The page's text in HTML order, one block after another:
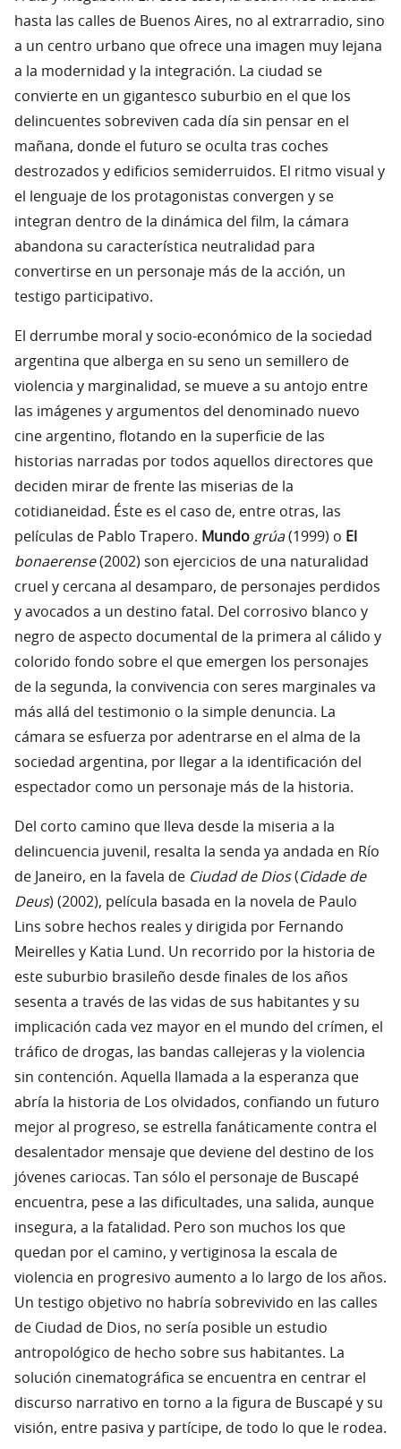
hasta las calles de Buenos Aires, no al extrarradio, sino
a un centro urbano que ofrece una imagen muy lejana
a la modernidad y la integración. La ciudad se
convierte en un gigantesco suburbio en el que los
delincuentes sobreviven cada día sin pensar en el
mañana, donde el futuro se oculta tras coches
destrozados y edificios semiderruidos. El ritmo visual y
el lenguaje de los protagonistas convergen y se
integran dentro de la dinámica del film, la cámara
abandona su característica neutralidad para
convertirse en un personaje más de la acción, un
testigo participativo.
El derrumbe moral y socio-económico de la sociedad
argentina que alberga en su seno un semillero de
violencia y marginalidad, se mueve a su antojo entre
las imágenes y argumentos del denominado nuevo
cine argentino, flotando en la superficie de las
historias narradas por todos aquellos directores que
deciden mirar de frente las miserias de la
cotidianeidad. Éste es el caso de, entre otras, las
películas de Pablo Trapero. Mundo grúa(1999) o El
bonaerense(2002) son ejercicios de una naturalidad
cruel y cercana al desamparo, de personajes perdidos
y avocados a un destino fatal. Del corrosivo blanco y
negro de aspecto documental de la primera al cálido y
colorido fondo sobre el que emergen los personajes
de la segunda, la convivencia con seres marginales va
más allá del testimonio o la simple denuncia. La
cámara se esfuerza por adentrarse en el alma de la
sociedad argentina, por llegar a la identificación del
espectador como un personaje más de la historia.
Del corto camino que lleva desde la miseria a la
delincuencia juvenil, resalta la senda ya andada en Río
de Janeiro, en la favela de Ciudad de Dios(Cidade de
Deus) (2002), película basada en la novela de Paulo
Lins sobre hechos reales y dirigida por Fernando
Meirelles y Katia Lund. Un recorrido por la historia de
este suburbio brasileño desde finales de los años
sesenta a través de las vidas de sus habitantes y su
implicación cada vez mayor en el mundo del crímen, el
tráfico de drogas, las bandas callejeras y la violencia
sin contención. Aquella llamada a la esperanza que
abría la historia de Los olvidados, confiando un futuro
mejor al progreso, se estrella fanáticamente contra el
desalentador mensaje que deviene del destino de los
jóvenes cariocas. Tan sólo el personaje de Buscapé
encuentra, pese a las dificultades, una salida, aunque
insegura, a la fatalidad. Pero son muchos los que
quedan por el camino, y vertiginosa la escala de
violencia en progresivo aumento a lo largo de los años.
Un testigo objetivo no habría sobrevivido en las calles
de Ciudad de Dios, no sería posible un estudio
antropológico de hecho sobre sus habitantes. La
solución cinematográfica se encuentra en centrar el
discurso narrativo en torno a la figura de Buscapé y su
visión, entre pasiva y partícipe, de todo lo que le rodea.